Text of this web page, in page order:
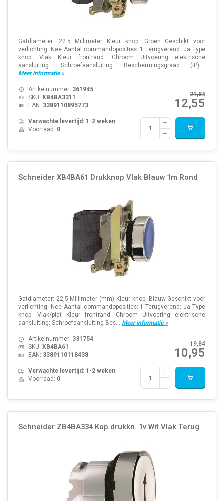
Gatdiameter: 22.5 Millimeter Kleur knop: Groen Geschikt voor
verlichting: Nee Aantal commandoposities: 1 Terugverend: Ja Type
knop: Vlak Kleur frontrand: Chroom Uitvoering elektrische
aansluiting: Schroefaansluiting Beschermingsgraad (IP)...
Meer informatie »
21,84
12,55
Artikelnummer: 361945
SKU: XB4BA3311
EAN: 3389110895773
Verwachte levertijd: 1-2 weken
Voorraad: 0
Schneider XB4BA61 Drukknop Vlak Blauw 1m Rond
Gatdiameter: 22,5 Millimeter (mm) Kleur knop: Blauw Geschikt voor
verlichting: Nee Aantal commandoposities: 1 Terugverend: Ja Type
knop: Vlak/plat Kleur frontrand: Chroom Uitvoering elektrische
aansluiting: Schroefaansluiting Bes... Meer informatie »
19,84
10,95
Artikelnummer: 331754
SKU: XB4BA61
EAN: 3389110118438
Verwachte levertijd: 1-2 weken
Voorraad: 0
Schneider ZB4BA334 Kop drukkn. 1v Wit Vlak Terug